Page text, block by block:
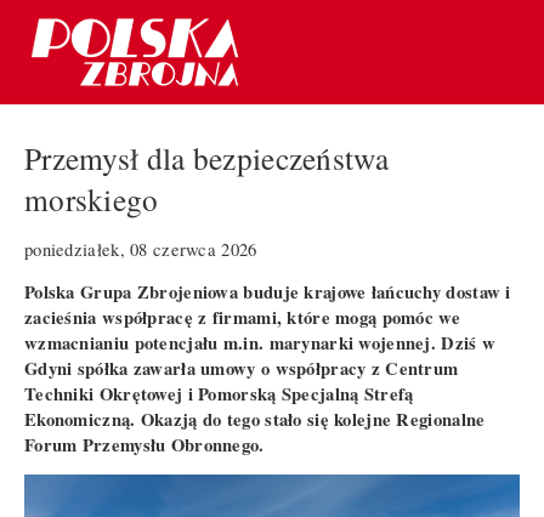
Przemysł dla bezpieczeństwa
morskiego
poniedziałek, 08 czerwca 2026
Polska Grupa Zbrojeniowa buduje krajowe łańcuchy dostaw i
zacieśnia współpracę z firmami, które mogą pomóc we
wzmacnianiu potencjału m.in. marynarki wojennej. Dziś w
Gdyni spółka zawarła umowy o współpracy z Centrum
Techniki Okrętowej i Pomorską Specjalną Strefą
Ekonomiczną. Okazją do tego stało się kolejne Regionalne
Forum Przemysłu Obronnego.